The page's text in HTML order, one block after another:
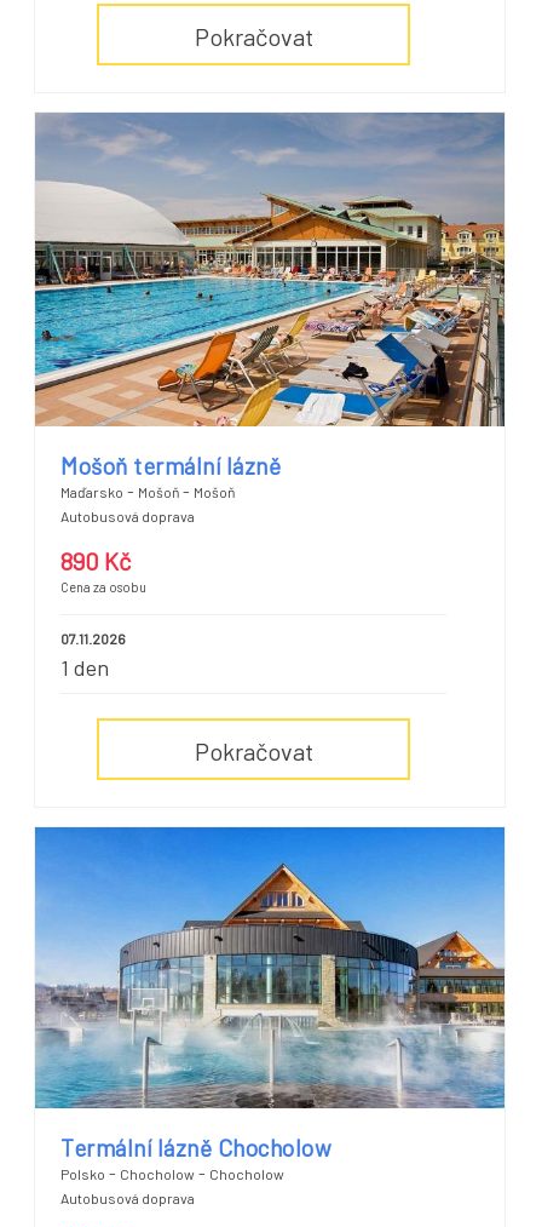
Pokračovat
Mošoň termální lázně
Maďarsko - Mošoň - Mošoň
Autobusová doprava
890 Kč
Cena za osobu
07.11.2026
1 den
Pokračovat
Termální lázně Chocholow
Polsko - Chocholow - Chocholow
Autobusová doprava